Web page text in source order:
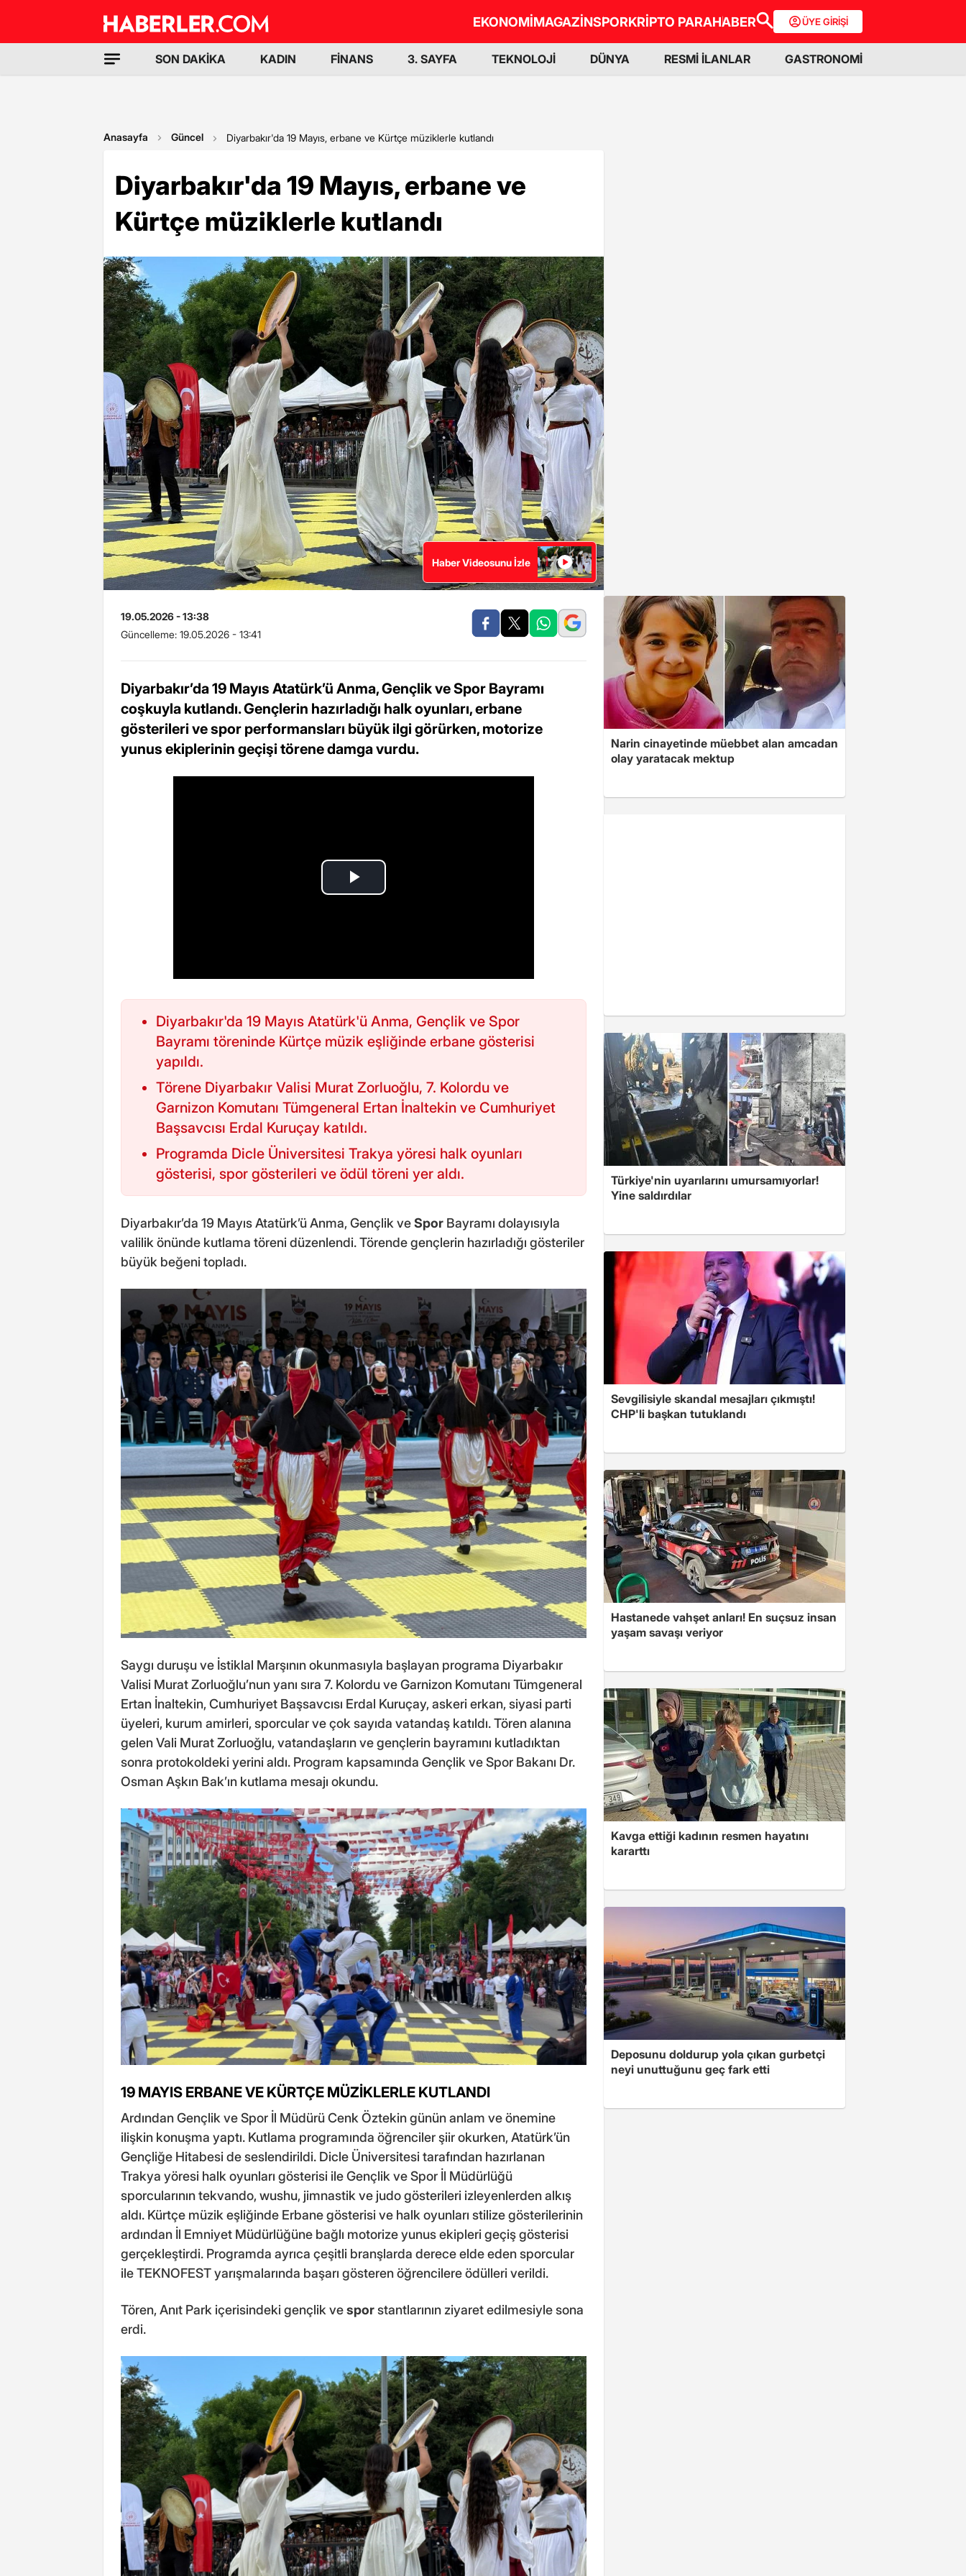
EKONOMİMAGAZİNSPORKRİPTO PARAHABER ÜYE GİRİŞİ
SON DAKİKA KADIN FİNANS 3. SAYFA TEKNOLOJİ DÜNYA RESMİ İLANLAR GASTRONOMİ
Anasayfa Güncel Diyarbakır'da 19 Mayıs, erbane ve Kürtçe müziklerle kutlandı
Diyarbakır'da 19 Mayıs, erbane ve
Kürtçe müziklerle kutlandı
Haber Videosunu İzle
19.05.2026 - 13:38
Güncelleme: 19.05.2026 - 13:41
Diyarbakır’da 19 Mayıs Atatürk’ü Anma, Gençlik ve Spor Bayramı
coşkuyla kutlandı. Gençlerin hazırladığı halk oyunları, erbane
gösterileri ve spor performansları büyük ilgi görürken, motorize
yunus ekiplerinin geçişi törene damga vurdu.
Diyarbakır'da 19 Mayıs Atatürk'ü Anma, Gençlik ve Spor
Bayramı töreninde Kürtçe müzik eşliğinde erbane gösterisi
yapıldı.
Törene Diyarbakır Valisi Murat Zorluoğlu, 7. Kolordu ve
Garnizon Komutanı Tümgeneral Ertan İnaltekin ve Cumhuriyet
Başsavcısı Erdal Kuruçay katıldı.
Programda Dicle Üniversitesi Trakya yöresi halk oyunları
gösterisi, spor gösterileri ve ödül töreni yer aldı.
Diyarbakır’da 19 Mayıs Atatürk’ü Anma, Gençlik veSpor Bayramı dolayısıyla
valilik önünde kutlama töreni düzenlendi. Törende gençlerin hazırladığı gösteriler
büyük beğeni topladı.
Saygı duruşu ve İstiklal Marşının okunmasıyla başlayan programa Diyarbakır
Valisi Murat Zorluoğlu’nun yanı sıra 7. Kolordu ve Garnizon Komutanı Tümgeneral
Ertan İnaltekin, Cumhuriyet Başsavcısı Erdal Kuruçay, askeri erkan, siyasi parti
üyeleri, kurum amirleri, sporcular ve çok sayıda vatandaş katıldı. Tören alanına
gelen Vali Murat Zorluoğlu, vatandaşların ve gençlerin bayramını kutladıktan
sonra protokoldeki yerini aldı. Program kapsamında Gençlik ve Spor Bakanı Dr.
Osman Aşkın Bak’ın kutlama mesajı okundu.
19 MAYIS ERBANE VE KÜRTÇE MÜZİKLERLE KUTLANDI
Ardından Gençlik ve Spor İl Müdürü Cenk Öztekin günün anlam ve önemine
ilişkin konuşma yaptı. Kutlama programında öğrenciler şiir okurken, Atatürk’ün
Gençliğe Hitabesi de seslendirildi. Dicle Üniversitesi tarafından hazırlanan
Trakya yöresi halk oyunları gösterisi ile Gençlik ve Spor İl Müdürlüğü
sporcularının tekvando, wushu, jimnastik ve judo gösterileri izleyenlerden alkış
aldı. Kürtçe müzik eşliğinde Erbane gösterisi ve halk oyunları stilize gösterilerinin
ardından İl Emniyet Müdürlüğüne bağlı motorize yunus ekipleri geçiş gösterisi
gerçekleştirdi. Programda ayrıca çeşitli branşlarda derece elde eden sporcular
ile TEKNOFEST yarışmalarında başarı gösteren öğrencilere ödülleri verildi.
Tören, Anıt Park içerisindeki gençlik vesporstantlarının ziyaret edilmesiyle sona
erdi.
Narin cinayetinde müebbet alan amcadan
olay yaratacak mektup
Türkiye'nin uyarılarını umursamıyorlar!
Yine saldırdılar
Sevgilisiyle skandal mesajları çıkmıştı!
CHP'li başkan tutuklandı
Hastanede vahşet anları! En suçsuz insan
yaşam savaşı veriyor
Kavga ettiği kadının resmen hayatını
kararttı
Deposunu doldurup yola çıkan gurbetçi
neyi unuttuğunu geç fark etti